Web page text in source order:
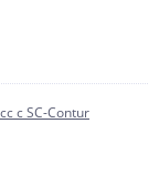
с SC-Contur